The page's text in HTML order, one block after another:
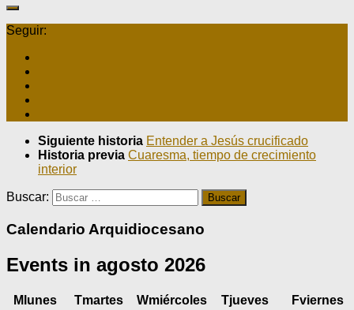
Seguir:
Siguiente historia Entender a Jesús crucificado
Historia previa Cuaresma, tiempo de crecimiento
interior
Buscar:
Calendario Arquidiocesano
Events in agosto 2026
M lunes Tmartes Wmiércoles Tjueves Fviernes